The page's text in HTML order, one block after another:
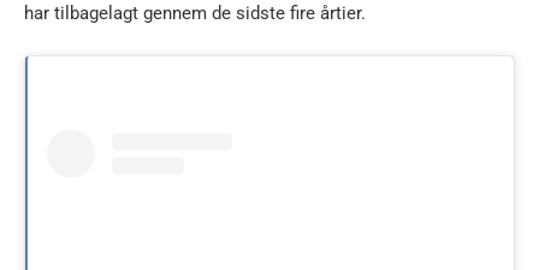
har tilbagelagt gennem de sidste fire årtier.